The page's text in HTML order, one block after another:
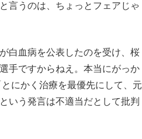
言うのは、ちょっとフェアじゃ
白血病を公表したのを受け、桜
手ですからねえ。本当にがっか
にかく治療を最優先にして、元
いう発言は不適当だとして批判